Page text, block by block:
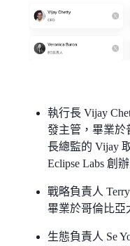
執行長 Vijay
發主管，畢業於
長總監的 Vijay
Eclipse Labs 創
戰略負責人
畢業於哥倫比亞
生態負責人 Se